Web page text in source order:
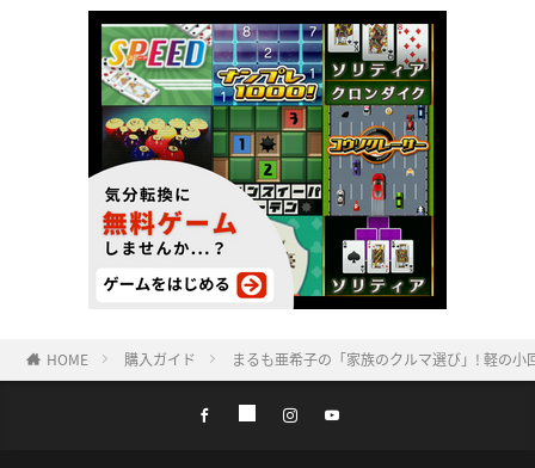
HOME 購入ガイド まるも亜希子の「家族のクルマ選び」! 軽の